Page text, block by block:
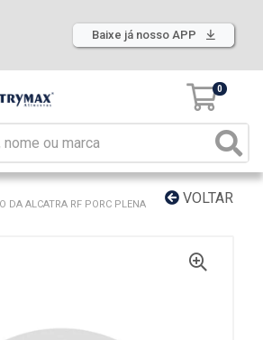
Baixe já nosso APP
0
VOLTAR
DA ALCATRA RF PORC PLENA